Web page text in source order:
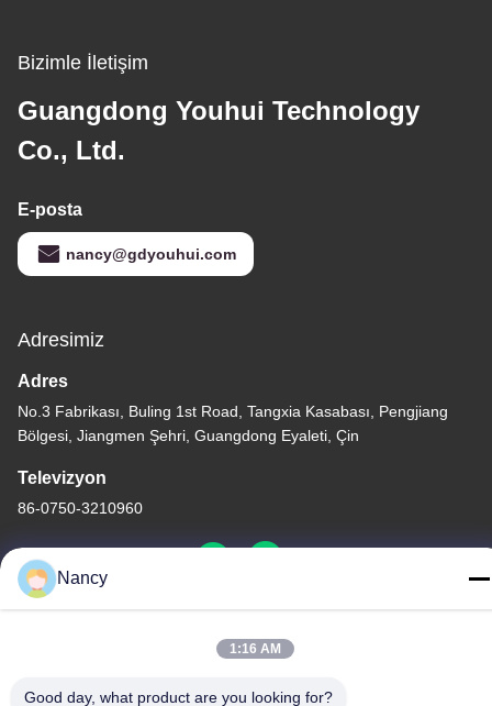
Bizimle İletişim
Guangdong Youhui Technology
Co., Ltd.
E-posta
nancy@gdyouhui.com
Adresimiz
Adres
No.3 Fabrikası, Buling 1st Road, Tangxia Kasabası, Pengjiang
Bölgesi, Jiangmen Şehri, Guangdong Eyaleti, Çin
Televizyon
86-0750-3210960
Gizlilik Politikası|Site Haritası
Guangdong Youhui Technology Co., Ltd. - Tüm haklar saklıdır.
Nancy
1:16 AM
Good day, what product are you looking for?